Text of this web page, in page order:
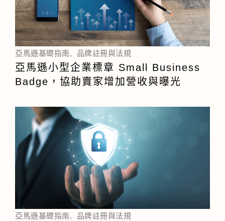
亞馬遜基礎指南, 品牌註冊與法規
亞馬遜小型企業標章 Small Business
Badge，協助賣家增加營收與曝光
亞馬遜基礎指南, 品牌註冊與法規